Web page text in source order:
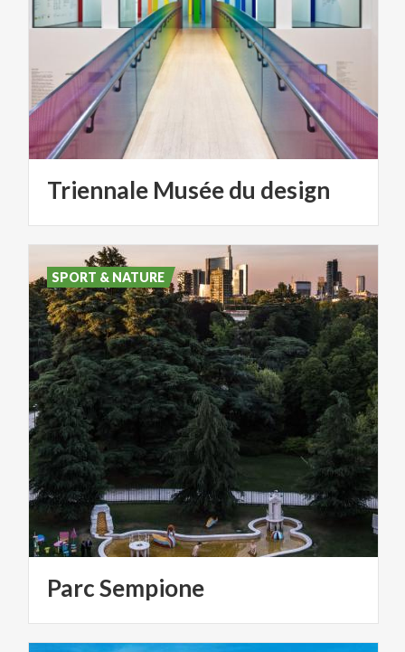
Triennale Muséedu design
ParcSempione
SPORT & NATURE